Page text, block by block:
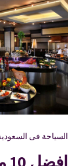
السياحة فى